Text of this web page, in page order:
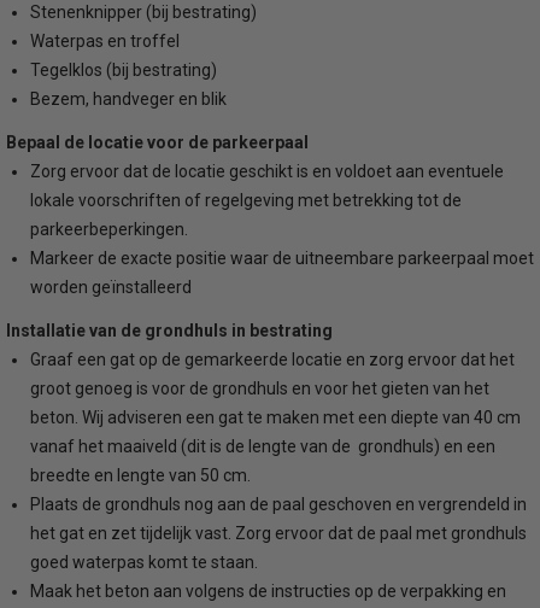
Stenenknipper (bij bestrating)
Waterpas en troffel
Tegelklos (bij bestrating)
Bezem, handveger en blik
Bepaal de locatie voor de parkeerpaal
Zorg ervoor dat de locatie geschikt is en voldoet aan eventuele
lokale voorschriften of regelgeving met betrekking tot de
parkeerbeperkingen.
Markeer de exacte positie waar de uitneembare parkeerpaal moet
worden geïnstalleerd
Installatie van de grondhuls in bestrating
Graaf een gat op de gemarkeerde locatie en zorg ervoor dat het
groot genoeg is voor de grondhuls en voor het gieten van het
beton. Wij adviseren een gat te maken met een diepte van 40 cm
vanaf het maaiveld (dit is de lengte van de grondhuls) en een
breedte en lengte van 50 cm.
Plaats de grondhuls nog aan de paal geschoven en vergrendeld in
het gat en zet tijdelijk vast. Zorg ervoor dat de paal met grondhuls
goed waterpas komt te staan.
Maak het beton aan volgens de instructies op de verpakking en